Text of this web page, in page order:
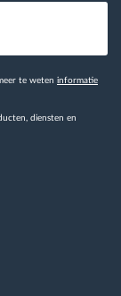
te weten informatie
diensten en